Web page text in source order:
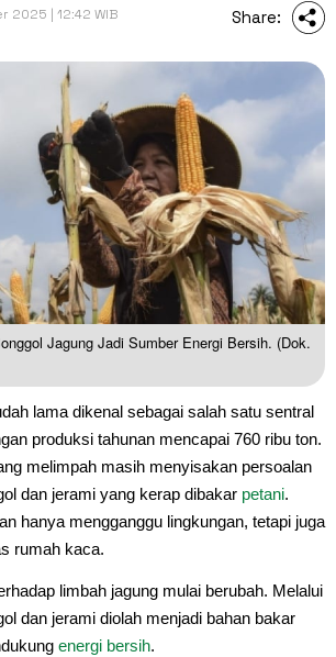
2025 | 12:42 WIB Share:
Jagung Jadi Sumber Energi Bersih. (Dok.
lama dikenal sebagai salah satu sentral
produksi tahunan mencapai 760 ribu ton.
melimpah masih menyisakan persoalan
dan jerami yang kerap dibakar petani.
hanya mengganggu lingkungan, tetapi juga
rumah kaca.
limbah jagung mulai berubah. Melalui
dan jerami diolah menjadi bahan bakar
energi bersih.